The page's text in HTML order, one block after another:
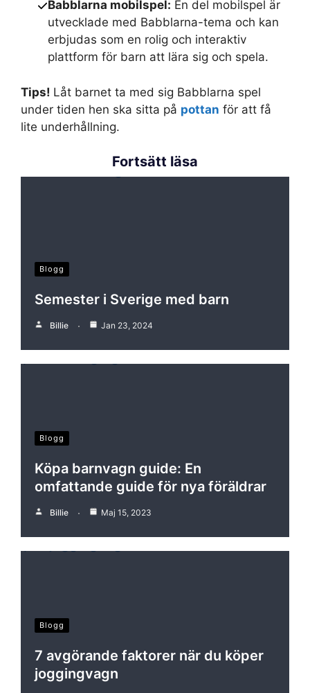
Babblarna mobilspel: En del mobilspel är
utvecklade med Babblarna-tema och kan
erbjudas som en rolig och interaktiv
plattform för barn att lära sig och spela.
Tips! Låt barnet ta med sig Babblarna spel
under tiden hen ska sitta på pottan för att få
lite underhållning.
Fortsätt läsa
Blogg
Semester i Sverige med barn
Billie Jan 23, 2024
Blogg
Köpa barnvagn guide: En
omfattande guide för nya föräldrar
Billie Maj 15, 2023
Blogg
7 avgörande faktorer när du köper
joggingvagn